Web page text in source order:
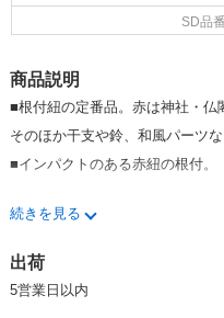
SD品
商品説明
■根付紐の定番品。赤は神社・仏
そのほか干支や鈴、和風パーツ
■インパクトのある赤紐の根付。
※2024.9.3 新価格になりました。
続きを見る
出荷
5営業日以内